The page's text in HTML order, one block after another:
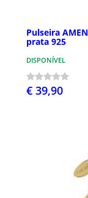
Pulseira
prata 925
DISPONÍVEL
€ 39,90